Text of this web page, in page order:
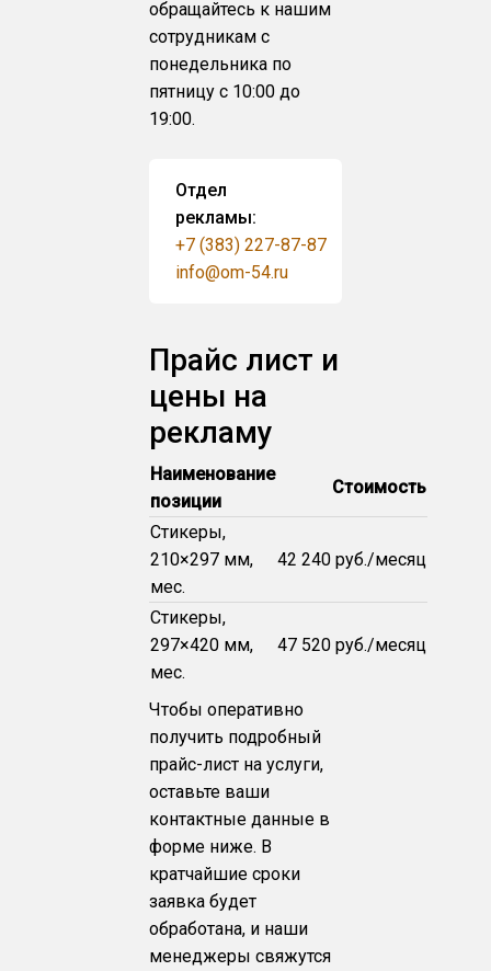
обращайтесь к нашим
сотрудникам с
понедельника по
пятницу с 10:00 до
19:00.
Отдел
рекламы:
+7 (383) 227-87-87
info@om-54.ru
Прайс лист и
цены на
рекламу
Наименование
позиции
Стоимость
Стикеры,
210×297 мм,
мес.
42 240 руб./месяц
Стикеры,
297×420 мм,
мес.
47 520 руб./месяц
Чтобы оперативно
получить подробный
прайс-лист на услуги,
оставьте ваши
контактные данные в
форме ниже. В
кратчайшие сроки
заявка будет
обработана, и наши
менеджеры свяжутся